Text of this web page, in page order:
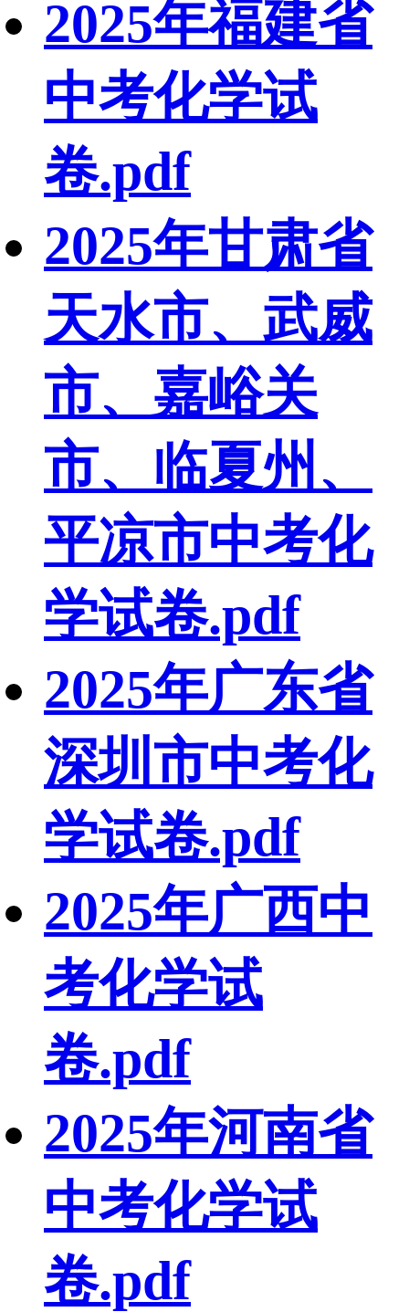
2025年福建省
中考化学试
卷.pdf
2025年甘肃省
天水市、武威
市、嘉峪关
市、临夏州、
平凉市中考化
学试卷.pdf
2025年广东省
深圳市中考化
学试卷.pdf
2025年广西中
考化学试
卷.pdf
2025年河南省
中考化学试
卷.pdf